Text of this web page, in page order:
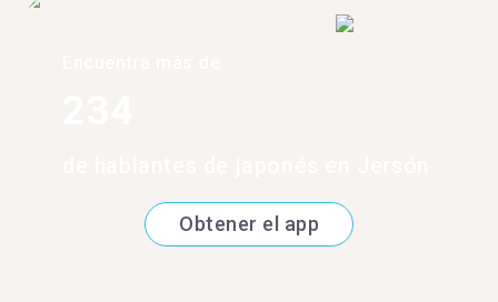
Obtener el app